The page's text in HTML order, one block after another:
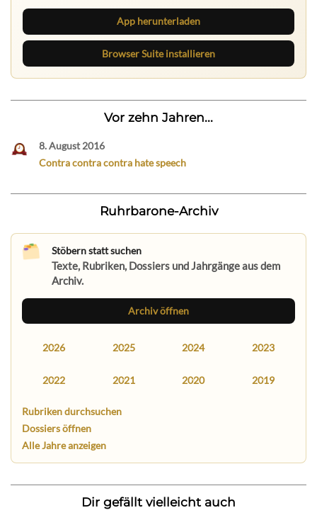
App herunterladen
Browser Suite installieren
Vor zehn Jahren...
8. August 2016
Contra contra contra hate speech
Ruhrbarone-Archiv
Stöbern statt suchen
Texte, Rubriken, Dossiers und Jahrgänge aus dem
Archiv.
Archiv öffnen
2026 2025 2024 2023
2022 2021 2020 2019
Rubriken durchsuchen
Dossiers öffnen
Alle Jahre anzeigen
Dir gefällt vielleicht auch